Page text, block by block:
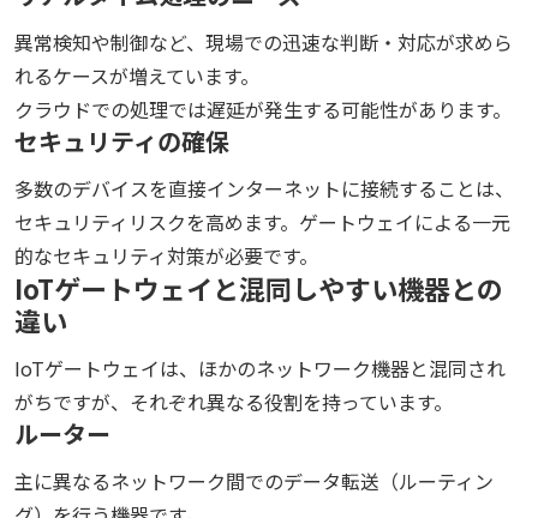
異常検知や制御など、現場での迅速な判断・対応が求めら
れるケースが増えています。
クラウドでの処理では遅延が発生する可能性があります。
セキュリティの確保
多数のデバイスを直接インターネットに接続することは、
セキュリティリスクを高めます。ゲートウェイによる一元
的なセキュリティ対策が必要です。
IoTゲートウェイと混同しやすい機器との
違い
IoTゲートウェイは、ほかのネットワーク機器と混同され
がちですが、それぞれ異なる役割を持っています。
ルーター
主に異なるネットワーク間でのデータ転送（ルーティン